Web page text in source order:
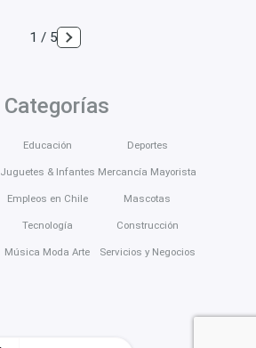
1 / 5
Categorías
Educación
Juguetes & Infantes
Empleos en Chile
Tecnología
Música Moda Arte
Deportes
Mercancía Mayorista
Mascotas
Construcción
Servicios y Negocios